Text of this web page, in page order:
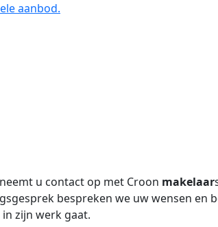
aanbod.
u contact op met Croon makelaar
bespreken we uw wensen en
zijn werk gaat.